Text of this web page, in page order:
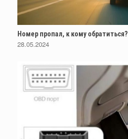
Номер пропал, к кому обратиться?
28.05.2024